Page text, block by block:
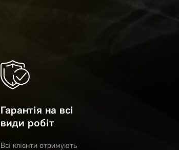
Гарантія на всі
види робіт
Всі клієнти отримують